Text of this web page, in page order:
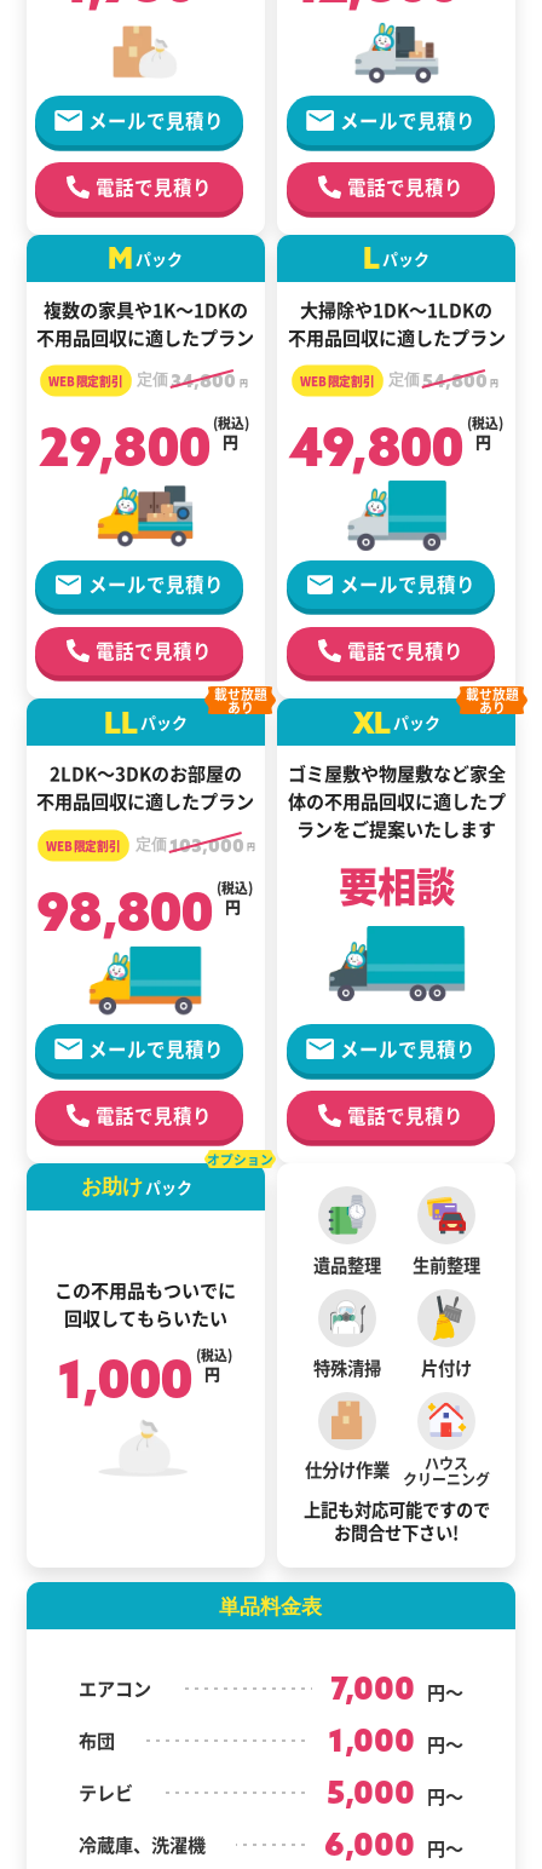
メールで見積り
電話で見積り
メールで見積り
電話で見積り
M パック
複数の家具や1K～1DKの
不用品回収に適したプラン
定価34,800 円
29,800 円
(税込)
メールで見積り
電話で見積り
Lパック
大掃除や1DK～1LDKの
不用品回収に適したプラン
定価54,800 円
49,800 円
(税込)
メールで見積り
電話で見積り
LLパック
2LDK～3DKのお部屋の
不用品回収に適したプラン
載せ放題
あり
定価103,000 円
98,800 円
(税込)
メールで見積り
電話で見積り
XLパック
ゴミ屋敷や物屋敷など家全
体の不用品回収に適したプ
ランをご提案いたします
載せ放題
あり
要相談
メールで見積り
電話で見積り
お助けパック
この不用品もついでに
回収してもらいたい
オプション
1,000 円
(税込)
遺品整理 生前整理
特殊清掃 片付け
仕分け作業 ハウス
クリーニング
上記も対応可能ですので
お問合せ下さい!
単品料金表
エアコン 7,000 円～
布団
1,000 円～
テレビ
5,000 円～
冷蔵庫、洗濯機
6,000 円～